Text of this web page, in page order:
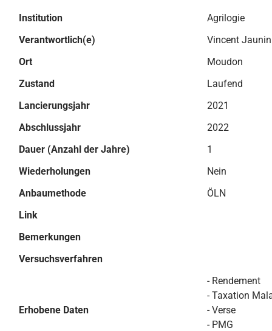
Institution
Agrilogie
Verantwortlich(e)
Vincent Jaunin
Ort
Moudon
Zustand
Laufend
Lancierungsjahr
2021
Abschlussjahr
2022
Dauer (Anzahl der Jahre)
1
Wiederholungen
Nein
Anbaumethode
ÖLN
Link
Bemerkungen
Versuchsverfahren
Erhobene Daten
- Rendement
- Taxation
- Verse
- PMG